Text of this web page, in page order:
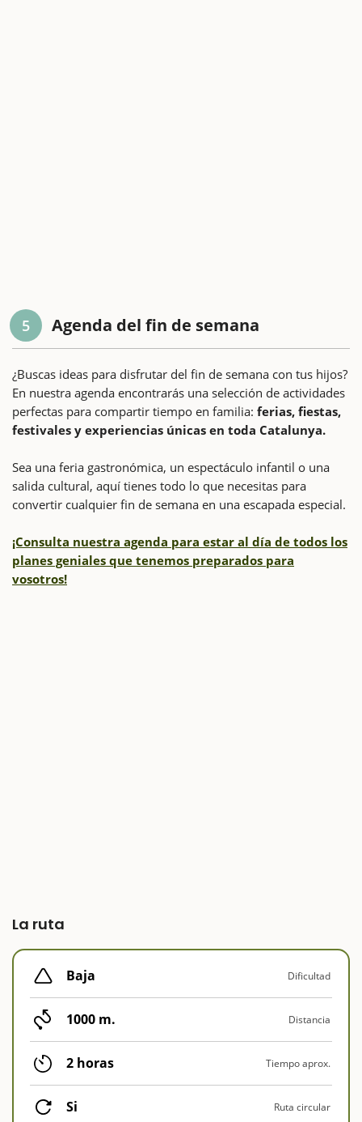
5 Agenda del fin de semana
¿Buscas ideas para disfrutar del fin de semana con tus hijos?
En nuestra agenda encontrarás una selección de actividades
perfectas para compartir tiempo en familia: ferias, fiestas,
festivales y experiencias únicas en toda Catalunya.
Sea una feria gastronómica, un espectáculo infantil o una
salida cultural, aquí tienes todo lo que necesitas para
convertir cualquier fin de semana en una escapada especial.
¡Consulta nuestra agenda para estar al día de todos los
planes geniales que tenemos preparados para
vosotros!
La ruta
Baja Dificultad
1000 m. Distancia
2 horas Tiempo aprox.
Si Ruta circular